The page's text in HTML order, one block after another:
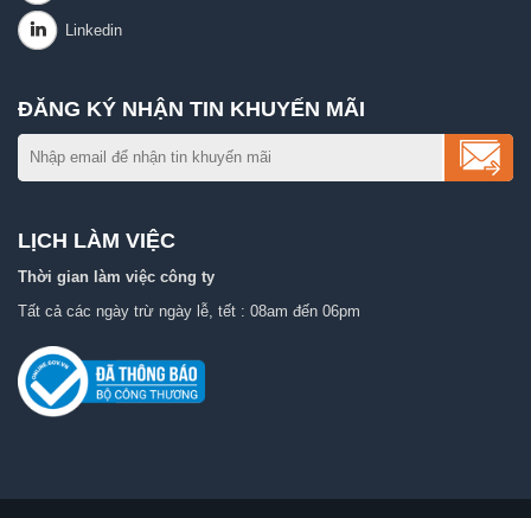
ĐĂNG KÝ NHẬN TIN KHUYẾN MÃI
LỊCH LÀM VIỆC
Thời gian làm việc công ty
Tất cả các ngày trừ ngày lễ, tết : 08am đến 06pm